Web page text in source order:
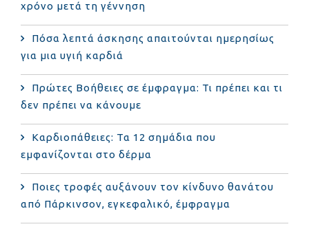
χρόνο μετά τη γέννηση
Πόσα λεπτά άσκησης απαιτούνται ημερησίως
για μια υγιή καρδιά
Πρώτες Βοήθειες σε έμφραγμα: Τι πρέπει και τι
δεν πρέπει να κάνουμε
Καρδιοπάθειες: Τα 12 σημάδια που
εμφανίζονται στο δέρμα
Ποιες τροφές αυξάνουν τον κίνδυνο θανάτου
από Πάρκινσον, εγκεφαλικό, έμφραγμα